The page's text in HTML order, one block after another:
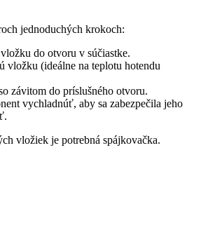
jednoduchých krokoch:
do otvoru v súčiastke.
vložku (ideálne na teplotu hotendu
závitom do príslušného otvoru.
vychladnúť, aby sa zabezpečila jeho
vložiek je potrebná spájkovačka.